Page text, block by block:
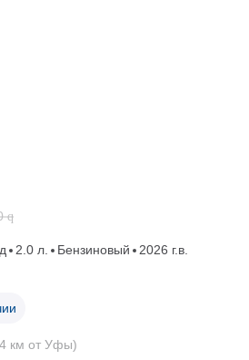
q
2.0 л. Бензиновый
2026 г.в.
км от Уфы)